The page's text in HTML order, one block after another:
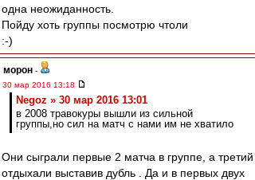
одна неожиданность.
Пойду хоть группы посмотрю чтоли
:-)
морон -
30 мар 2016 13:18
Negoz » 30 мар 2016 13:01
в 2008 травокуры вышли из сильной
группы,но сил на матч с нами им не хватило
Они сыграли первые 2 матча в группе, а третий
отдыхали выставив дубль . Да и в первых двух